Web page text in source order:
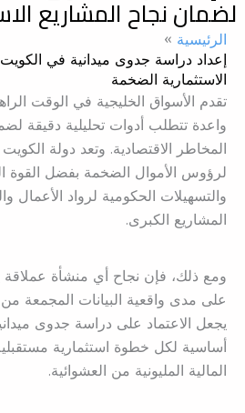
لضمان نجاح المشاريع
الرئيسية
إعداد دراسة جدوى ميدانية في
الاستثمارية الضخمة
تقدم الأسواق الخليجية في الوقت
واعدة تتطلب أدوات تحليلية دقيقة
المخاطر الاقتصادية. وتعد دولة
لرؤوس الأموال الضخمة بفضل القوة
والتسهيلات الحكومية لرواد الأعمال
المشاريع الكبرى.
ومع ذلك، فإن نجاح أي منشأة
على مدى واقعية البيانات المجمعة
يجعل الاعتماد على دراسة جدوى
أساسية لكل خطوة استثمارية
المالية المليونية من العشوائية.